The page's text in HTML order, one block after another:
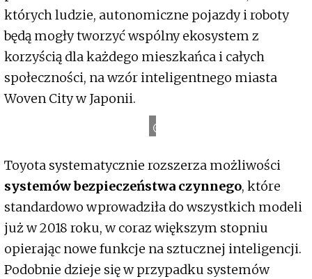
których ludzie, autonomiczne pojazdy i roboty
będą mogły tworzyć wspólny ekosystem z
korzyścią dla każdego mieszkańca i całych
społeczności, na wzór inteligentnego miasta
Woven City w Japonii.
Toyota systematycznie rozszerza możliwości
systemów bezpieczeństwa czynnego, które
standardowo wprowadziła do wszystkich modeli
już w 2018 roku, w coraz większym stopniu
opierając nowe funkcje na sztucznej inteligencji.
Podobnie dzieje się w przypadku systemów